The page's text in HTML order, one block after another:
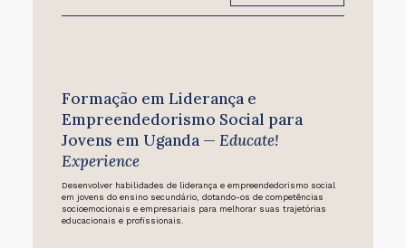
Formação em Liderança e
Empreendedorismo Social para
Jovens em Uganda — Educate!
Experience
Desenvolver habilidades de liderança e empreendedorismo social
em jovens do ensino secundário, dotando-os de competências
socioemocionais e empresariais para melhorar suas trajetórias
educacionais e profissionais.